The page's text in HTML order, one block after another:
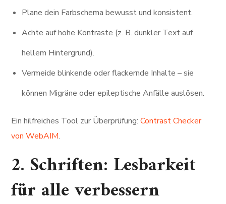
Plane dein Farbschema bewusst und konsistent.
Achte auf hohe Kontraste (z. B. dunkler Text auf
hellem Hintergrund).
Vermeide blinkende oder flackernde Inhalte – sie
können Migräne oder epileptische Anfälle auslösen.
Ein hilfreiches Tool zur Überprüfung:Contrast Checker
von WebAIM.
2. Schriften: Lesbarkeit
für alle verbessern